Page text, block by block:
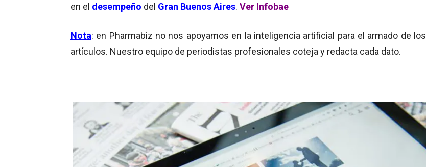
en el desempeño del Gran Buenos Aires. Ver Infobae
Nota: en Pharmabiz no nos apoyamos en la inteligencia artificial para el armado de los
artículos. Nuestro equipo de periodistas profesionales coteja y redacta cada dato.